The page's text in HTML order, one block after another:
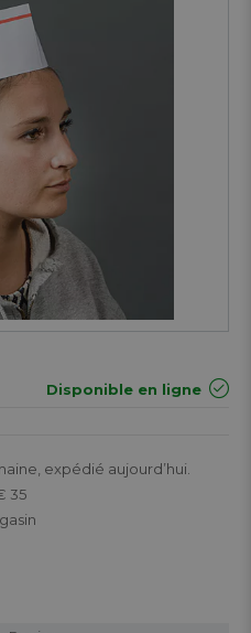
Disponible en ligne
expédié aujourd’hui.
35